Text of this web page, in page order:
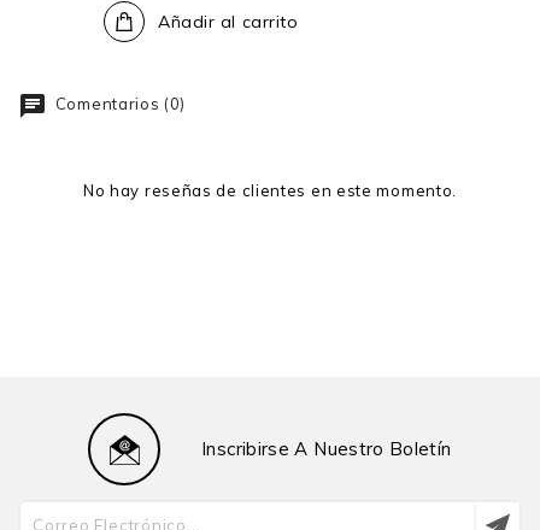
Añadir al carrito
Comentarios (0)
No hay reseñas de clientes en este momento.
Inscribirse A Nuestro Boletín